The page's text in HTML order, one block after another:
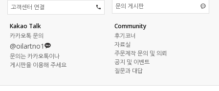
고객센터 연결
문의 게시판
Kakao Talk
카카오톡 문의
@oilartno1
문의는 카카오톡이나
게시판을 이용해 주세요
Community
후기코너
자료실
주문제작 문의 및 의뢰
공지 및 이벤트
질문과 대답